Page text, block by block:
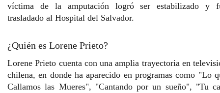
víctima de la amputación logró ser estabilizado y
trasladado al Hospital del Salvador.
¿Quién es Lorene Prieto?
Lorene Prieto cuenta con una amplia trayectoria en
chilena, en donde ha aparecido en programas como "Lo
Callamos las Mueres", "Cantando por un sueño", "Tu